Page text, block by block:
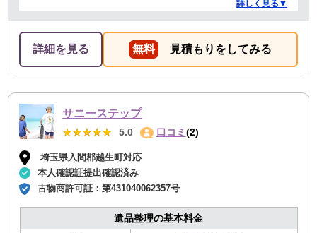
詳しく見る▼
詳細を見る 無料 見積もりをしてみる
サニーステップ
★★★★★
★★★★★ 5.0 口コミ (2)
埼玉県入間郡越生町対応
本人確認証提出確認済み
古物商許可証：第431040062357号
遺品整理の基本料金